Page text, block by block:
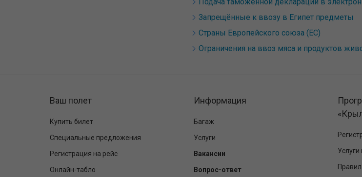
Запрещённые к ввозу в Египет предметы
Страны Европейского союза (ЕС)
Ограничения на ввоз мяса и продуктов
Ваш полет
Купить билет
Специальные предложения
Регистрация на рейс
Онлайн-табло
Информация
Багаж
Услуги
Вакансии
Вопрос-ответ
Услуги